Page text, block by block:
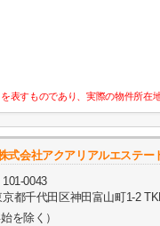
すものであり、実際の物件所在
式会社アクアリアルエステー
101-0043
京都千代田区神田富山町1-2
を除く）